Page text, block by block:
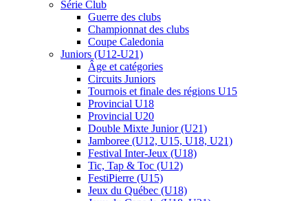
Série Club
Guerre des clubs
Championnat des clubs
Coupe Caledonia
Juniors (U12-U21)
Âge et catégories
Circuits Juniors
Tournois et finale des régions U15
Provincial U18
Provincial U20
Double Mixte Junior (U21)
Jamboree (U12, U15, U18, U21)
Festival Inter-Jeux (U18)
Tic, Tap & Toc (U12)
FestiPierre (U15)
Jeux du Québec (U18)